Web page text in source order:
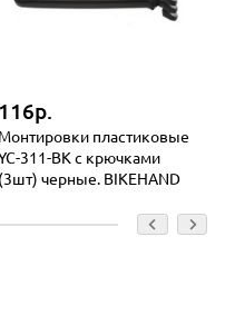
116р.
Монтировки пластиковые
311-BK с крючками
(3шт) черные. BIKEHAND